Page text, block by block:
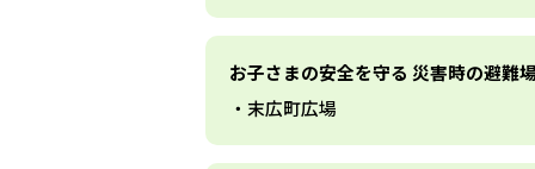
お子さまの安全を守る 災害時の避難
末広町広場